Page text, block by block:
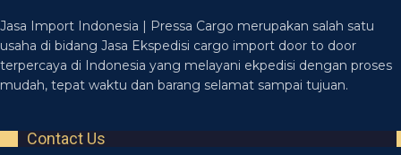
Jasa Import Indonesia | Pressa Cargo merupakan salah satu
usaha di bidang Jasa Ekspedisi cargo import door to door
terpercaya di Indonesia yang melayani ekpedisi dengan proses
mudah, tepat waktu dan barang selamat sampai tujuan.
Contact Us